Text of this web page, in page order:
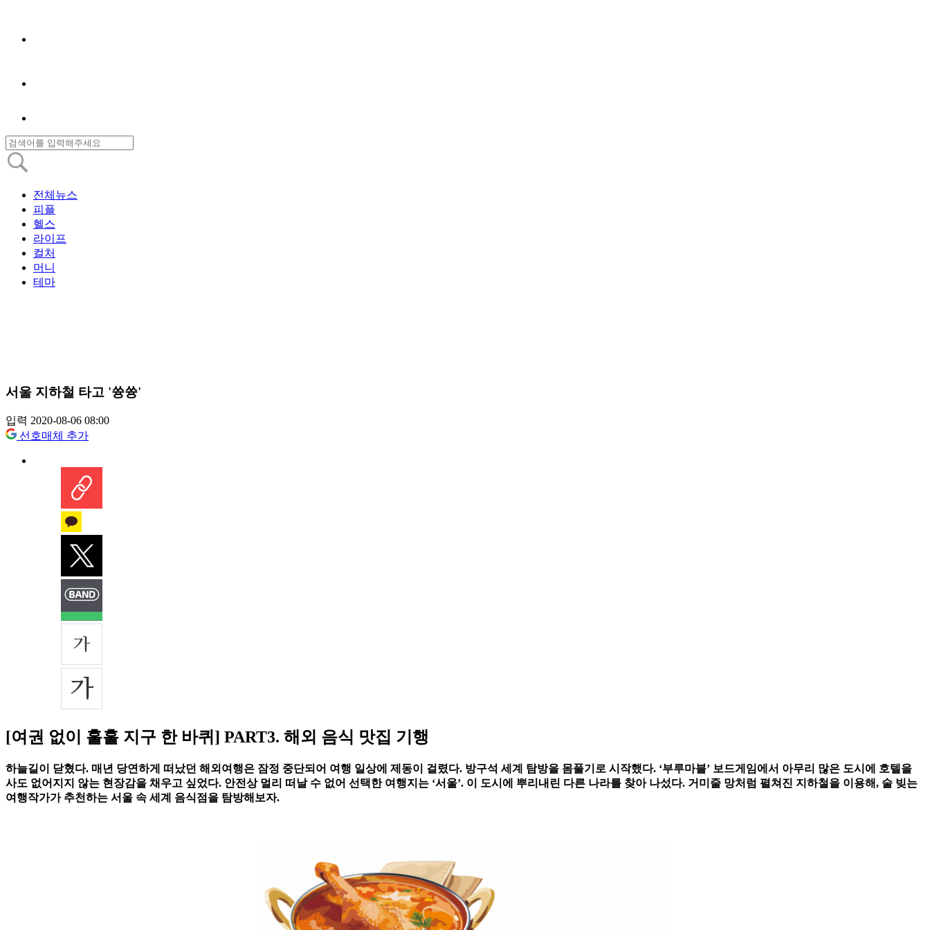
전체뉴스
피플
헬스
라이프
컬처
머니
테마
서울 지하철 타고 '쓩쓩'
입력 2020-08-06 08:00
선호매체 추가
[여권 없이 훌훌 지구 한 바퀴] PART3. 해외 음식 맛집 기행
하늘길이 닫혔다. 매년 당연하게 떠났던 해외여행은 잠정 중단되어 여행 일상에 제동이 걸렸다. 방구석 세계 탐방을 몸풀기로 시작했다. ‘부루마블’ 보드게임에서 아무리 많은 도시에 호텔을
사도 없어지지 않는 현장감을 채우고 싶었다. 안전상 멀리 떠날 수 없어 선택한 여행지는 ‘서울’. 이 도시에 뿌리내린 다른 나라를 찾아 나섰다. 거미줄 망처럼 펼쳐진 지하철을 이용해, 술 빚는
여행작가가 추천하는 서울 속 세계 음식점을 탐방해보자.